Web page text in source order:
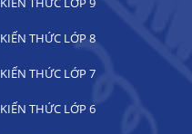
KIẾN THỨC LỚP 8
KIẾN THỨC LỚP 7
KIẾN THỨC LỚP 6